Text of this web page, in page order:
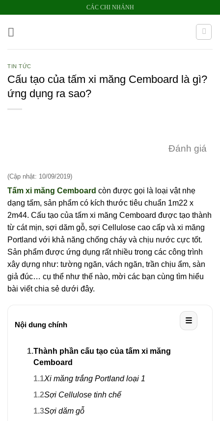
nội
CÁC CHI NHÁNH
TIN TỨC
Cấu tạo của tấm xi măng Cemboard là gì?
ứng dụng ra sao?
Đánh giá
(Cập nhật: 10/09/2019)
Tấm xi măng Cemboard còn được gọi là loại vật nhẹ
dạng tấm, sản phẩm có kích thước tiêu chuẩn 1m22 x
2m44. Cấu tạo của tấm xi măng Cemboard được tạo thành
từ cát mịn, sợi dăm gỗ, sợi Cellulose cao cấp và xi măng
Portland với khả năng chống cháy và chịu nước cực tốt.
Sản phẩm được ứng dụng rất nhiều trong các công trình
xây dựng như: tường ngăn, vách ngăn, trần chịu ẩm, sàn
giả đúc… cụ thể như thế nào, mời các bạn cùng tìm hiểu
bài viết chia sẻ dưới đây.
Nội dung chính ☰
1.Thành phần cấu tạo của tấm xi măng
Cemboard
1.1Xi măng trắng Portland loại 1
1.2Sợi Cellulose tinh chế
1.3Sợi dăm gỗ